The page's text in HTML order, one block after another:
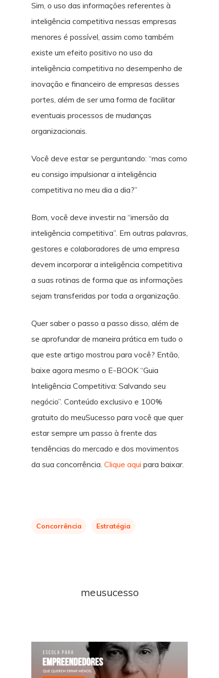
Sim, o uso das informações referentes à
inteligência competitiva nessas empresas
menores é possível, assim como também
existe um efeito positivo no uso da
inteligência competitiva no desempenho de
inovação e financeiro de empresas desses
portes, além de ser uma forma de facilitar
eventuais processos de mudanças
organizacionais.
Você deve estar se perguntando: “mas como
eu consigo impulsionar a inteligência
competitiva no meu dia a dia?”
Bom, você deve investir na “imersão da
inteligência competitiva”. Em outras palavras,
gestores e colaboradores de uma empresa
devem incorporar a inteligência competitiva
a suas rotinas de forma que as informações
sejam transferidas por toda a organização.
Quer saber o passo a passo disso, além de
se aprofundar de maneira prática em tudo o
que este artigo mostrou para você? Então,
baixe agora mesmo o E-BOOK “Guia
Inteligência Competitiva: Salvando seu
negócio”. Conteúdo exclusivo e 100%
gratuito do meuSucesso para você que quer
estar sempre um passo à frente das
tendências do mercado e dos movimentos
da sua concorrência. Clique aqui para baixar.
Concorrência Estratégia
meusucesso